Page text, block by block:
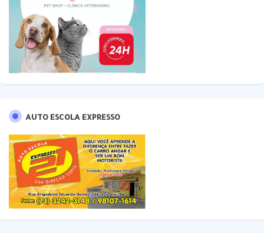
AUTO ESCOLA EXPRESSO